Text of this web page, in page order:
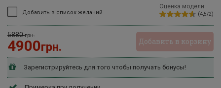
Добавить в список желаний
Оценка модели:
(4,5/2)
5880грн.
4900грн. Добавить в корзину
Зарегистрируйтесь для того чтобы получать бонусы!